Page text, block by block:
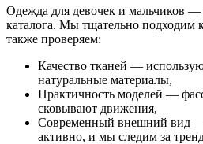
Одежда для девочек и мальчиков —
каталога. Мы тщательно подходим
также проверяем:
Качество тканей —
натуральные материалы,
Практичность моделей —
сковывают движения,
Современный внешний вид —
активно, и мы следим за